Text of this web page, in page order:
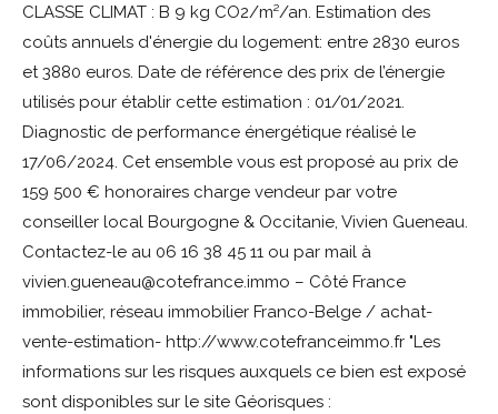
CLASSE CLIMAT : B 9 kg CO2/m²/an. Estimation des
coûts annuels d'énergie du logement: entre 2830 euros
et 3880 euros. Date de référence des prix de l’énergie
utilisés pour établir cette estimation : 01/01/2021.
Diagnostic de performance énergétique réalisé le
17/06/2024. Cet ensemble vous est proposé au prix de
159 500 € honoraires charge vendeur par votre
conseiller local Bourgogne & Occitanie, Vivien Gueneau.
Contactez-le au 06 16 38 45 11 ou par mail à
vivien.gueneau@cotefrance.immo – Côté France
immobilier, réseau immobilier Franco-Belge / achat-
vente-estimation- http://www.cotefranceimmo.fr "Les
informations sur les risques auxquels ce bien est exposé
sont disponibles sur le site Géorisques :